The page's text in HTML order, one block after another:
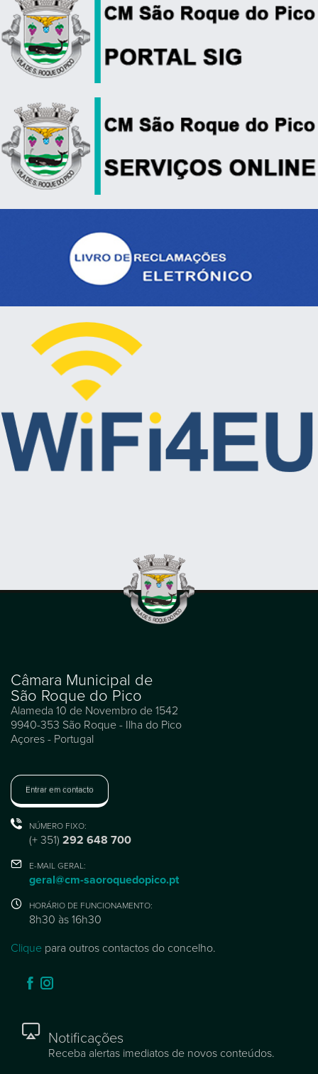
Câmara Municipal de
São Roque do Pico
Alameda 10 de Novembro de 1542
9940-353 São Roque - Ilha do Pico
Açores - Portugal
Entrar em contacto
NÚMERO FIXO:
(+ 351) 292 648 700
E-MAIL GERAL:
geral@cm-saoroquedopico.pt
HORÁRIO DE FUNCIONAMENTO:
8h30 às 16h30
Clique para outros contactos do concelho.
Notificações
Receba alertas imediatos de novos conteúdos.